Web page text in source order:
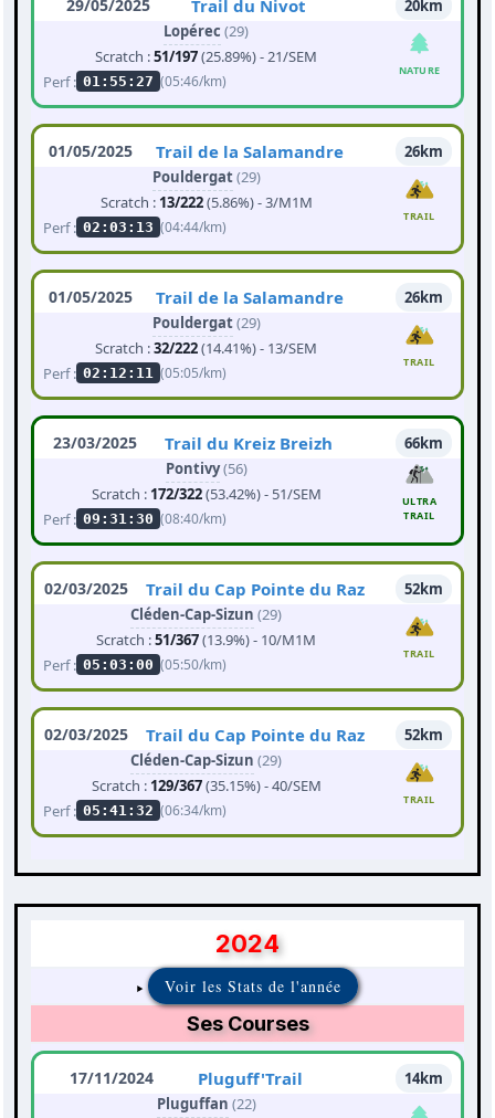
29/05/2025 Trail du Nivot
20km
Lopérec (29)
Scratch :51/197(25.89%) - 21/SEM
Perf : 01:55:27 (05:46/km)
NATURE
01/05/2025 Trail de la Salamandre
26km
Pouldergat(29)
Scratch : 13/222(5.86%) - 3/M1M
Perf : 02:03:13 (04:44/km)
TRAIL
01/05/2025 Trail de la Salamandre
26km
Pouldergat(29)
Scratch :32/222(14.41%) - 13/SEM
Perf : 02:12:11 (05:05/km)
TRAIL
23/03/2025 Trail du Kreiz Breizh
66km
Pontivy(56)
Scratch : 172/322(53.42%) - 51/SEM
Perf : 09:31:30 (08:40/km)
ULTRA
TRAIL
02/03/2025 Trail du Cap Pointe du Raz
52km
Cléden-Cap-Sizun (29)
Scratch :51/367(13.9%) - 10/M1M
Perf : 05:03:00 (05:50/km)
TRAIL
02/03/2025 Trail du Cap Pointe du Raz
52km
Cléden-Cap-Sizun (29)
Scratch : 129/367(35.15%) - 40/SEM
Perf : 05:41:32 (06:34/km)
TRAIL
2024
Voir les Stats de l'année
Ses Courses
17/11/2024 Pluguff'Trail
14km
Pluguffan (22)